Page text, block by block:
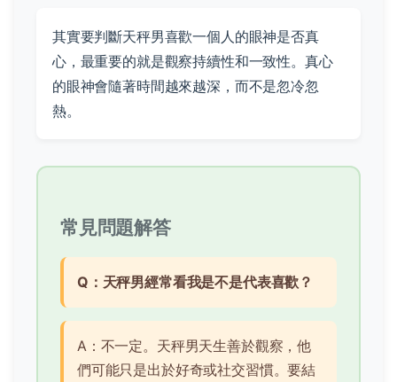
其實要判斷天秤男喜歡一個人的眼神是否真
心，最重要的就是觀察持續性和一致性。真心
的眼神會隨著時間越來越深，而不是忽冷忽
熱。
常見問題解答
Q：天秤男經常看我是不是代表喜歡？
A：不一定。天秤男天生善於觀察，他
們可能只是出於好奇或社交習慣。要結